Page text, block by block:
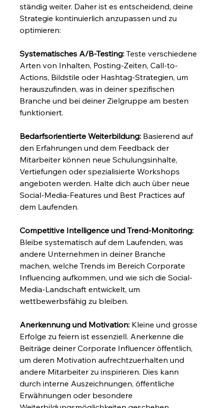
ständig weiter. Daher ist es entscheidend, deine
Strategie kontinuierlich anzupassen und zu
optimieren:
Systematisches A/B-Testing: Teste verschiedene
Arten von Inhalten, Posting-Zeiten, Call-to-
Actions, Bildstile oder Hashtag-Strategien, um
herauszufinden, was in deiner spezifischen
Branche und bei deiner Zielgruppe am besten
funktioniert.
Bedarfsorientierte Weiterbildung: Basierend auf
den Erfahrungen und dem Feedback der
Mitarbeiter können neue Schulungsinhalte,
Vertiefungen oder spezialisierte Workshops
angeboten werden. Halte dich auch über neue
Social-Media-Features und Best Practices auf
dem Laufenden.
Competitive Intelligence und Trend-Monitoring:
Bleibe systematisch auf dem Laufenden, was
andere Unternehmen in deiner Branche
machen, welche Trends im Bereich Corporate
Influencing aufkommen, und wie sich die Social-
Media-Landschaft entwickelt, um
wettbewerbsfähig zu bleiben.
Anerkennung und Motivation: Kleine und grosse
Erfolge zu feiern ist essenziell. Anerkenne die
Beiträge deiner Corporate Influencer öffentlich,
um deren Motivation aufrechtzuerhalten und
andere Mitarbeiter zu inspirieren. Dies kann
durch interne Auszeichnungen, öffentliche
Erwähnungen oder besondere